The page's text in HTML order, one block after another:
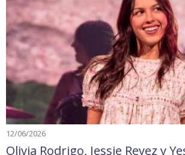
12/06/2026
Olivia Rodrigo, Jessie Reyez y